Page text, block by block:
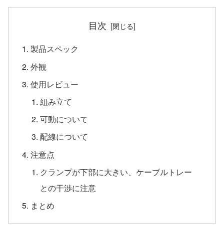
目次
製品スペック
外観
使用レビュー
組み立て
可動について
配線について
注意点
クランプが下部に大きい、ケーブルトレー
との干渉に注意
まとめ